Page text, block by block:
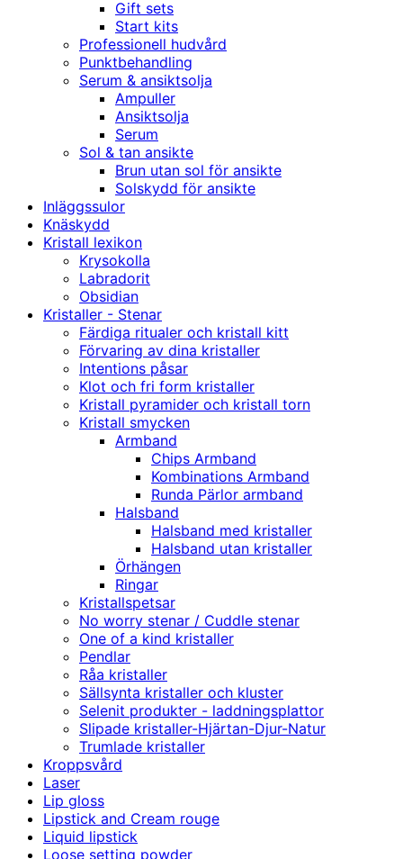
Gift sets
Start kits
Professionell hudvård
Punktbehandling
Serum & ansiktsolja
Ampuller
Ansiktsolja
Serum
Sol & tan ansikte
Brun utan sol för ansikte
Solskydd för ansikte
Inläggssulor
Knäskydd
Kristall lexikon
Krysokolla
Labradorit
Obsidian
Kristaller - Stenar
Färdiga ritualer och kristall kitt
Förvaring av dina kristaller
Intentions påsar
Klot och fri form kristaller
Kristall pyramider och kristall torn
Kristall smycken
Armband
Chips Armband
Kombinations Armband
Runda Pärlor armband
Halsband
Halsband med kristaller
Halsband utan kristaller
Örhängen
Ringar
Kristallspetsar
No worry stenar / Cuddle stenar
One of a kind kristaller
Pendlar
Råa kristaller
Sällsynta kristaller och kluster
Selenit produkter - laddningsplattor
Slipade kristaller-Hjärtan-Djur-Natur
Trumlade kristaller
Kroppsvård
Laser
Lip gloss
Lipstick and Cream rouge
Liquid lipstick
Loose setting powder